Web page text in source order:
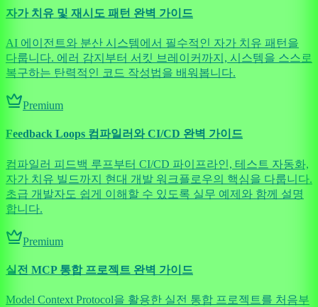
자가 치유 및 재시도 패턴 완벽 가이드
AI 에이전트와 분산 시스템에서 필수적인 자가 치유 패턴을
다룹니다. 에러 감지부터 서킷 브레이커까지, 시스템을 스스로
복구하는 탄력적인 코드 작성법을 배워봅니다.
Premium
Feedback Loops 컴파일러와 CI/CD 완벽 가이드
컴파일러 피드백 루프부터 CI/CD 파이프라인, 테스트 자동화,
자가 치유 빌드까지 현대 개발 워크플로우의 핵심을 다룹니다.
초급 개발자도 쉽게 이해할 수 있도록 실무 예제와 함께 설명
합니다.
Premium
실전 MCP 통합 프로젝트 완벽 가이드
Model Context Protocol을 활용한 실전 통합 프로젝트를 처음부